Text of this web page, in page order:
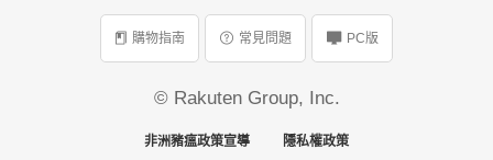
購物指南 常見問題 PC版
© Rakuten Group, Inc.
非洲豬瘟政策宣導 隱私權政策